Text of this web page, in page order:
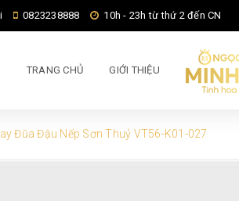
0823238888 10h - 23h từ thứ 2 đến CN
TRANG CHỦ GIỚI THIỆU
Đũa Đậu Nếp Sơn Thuỷ VT56-K01-027